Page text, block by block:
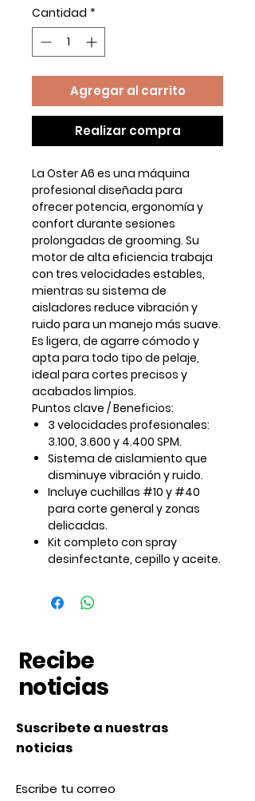
Cantidad *
Agregar al carrito
Realizar compra
La Oster A6 es una máquina
profesional diseñada para
ofrecer potencia, ergonomía y
confort durante sesiones
prolongadas de grooming. Su
motor de alta eficiencia trabaja
con tres velocidades estables,
mientras su sistema de
aisladores reduce vibración y
ruido para un manejo más suave.
Es ligera, de agarre cómodo y
apta para todo tipo de pelaje,
ideal para cortes precisos y
acabados limpios.
Puntos clave / Beneficios:
3 velocidades profesionales:
3.100, 3.600 y 4.400 SPM.
Sistema de aislamiento que
disminuye vibración y ruido.
Incluye cuchillas #10 y #40
para corte general y zonas
delicadas.
Kit completo con spray
desinfectante, cepillo y aceite.
Recibe
noticias
Suscribete a nuestras
noticias